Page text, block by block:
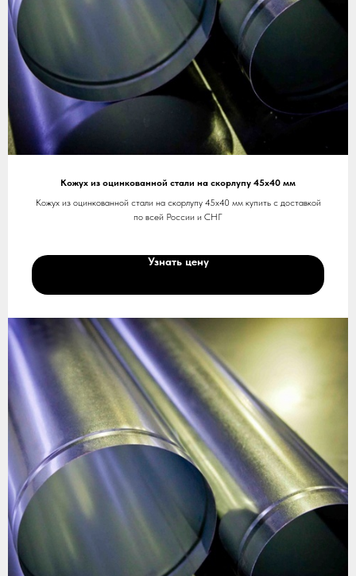
Кожух из оцинкованной стали на скорлупу 45х40 мм
Кожух из оцинкованной стали на скорлупу 45х40 мм купить с доставкой
по всей России и СНГ
Узнать цену